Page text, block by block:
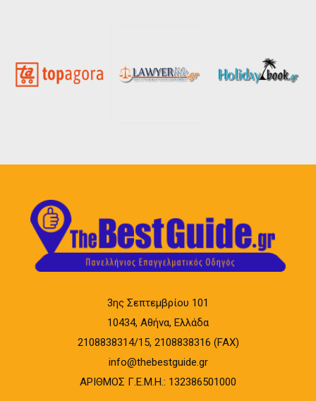
3ης Σεπτεμβρίου 101
10434, Αθήνα, Ελλάδα
2108838314/15, 2108838316 (FAX)
info@thebestguide.gr
ΑΡΙΘΜΟΣ Γ.Ε.Μ.Η.: 132386501000